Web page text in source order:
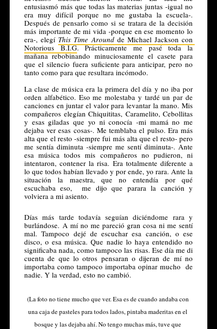
entusiasmó más que todas las materias juntas -igual no
era muy difícil porque no me gustaba la escuela-.
Después de pensarlo como si se tratara de la decisión
más importante de mi vida -porque en ese momento lo
era-, elegí This Time Around de Michael Jackson con
Notorious B.I.G. Prácticamente me pasé toda la
mañana rebobinando minuciosamente el casete para
que el silencio fuera suficiente para anticipar, pero no
tanto como para que resultara incómodo.
La clase de música era la primera del día y no iba por
orden alfabético. Eso me molestaba y tardé un par de
canciones en juntar el valor para levantar la mano. Mis
compañeros elegían Chiquititas, Caramelito, Cebollitas
y esas giladas que yo ni conocía -mi mamá no me
dejaba ver esas cosas-. Me temblaba el pulso. Era más
alta que el resto -siempre fui más alta que el resto- pero
me sentía diminuta -siempre me sentí diminuta-. Ante
esa música todos mis compañeros no pudieron, ni
intentaron, contener la risa. Era totalmente diferente a
lo que todos habían llevado y por ende, yo rara. Ante la
situación la maestra, que no entendía por qué
escuchaba eso,  me dijo que parara la canción y
volviera a mi asiento.
Días más tarde todavía seguían diciéndome rara y
burlándose. A mí no me pareció gran cosa ni me sentí
mal. Tampoco dejé de escuchar esa canción, o ese
disco, o esa música. Que nadie lo haya entendido no
significaba nada, como tampoco las risas. Ese día me di
cuenta de que lo otros pensaran o dijeran de mí no
importaba como tampoco importaba opinar mucho  de
nadie. Y la verdad, esto no cambió.
(La foto no tiene mucho que ver. Esa es de cuando andaba con
una caja de pasteles para todos lados, pintaba maderitas en el
bosque y las dejaba ahí. No tengo muchas más, tuve que